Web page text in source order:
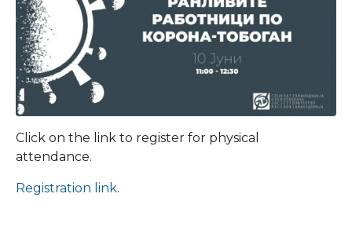
Click on the link to register for physical
attendance.
Registration link.